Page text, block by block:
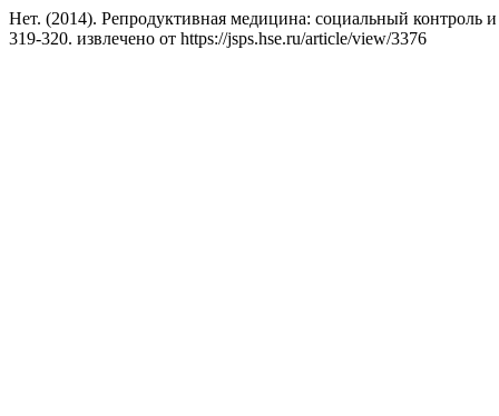
Нет. (2014). Репродуктивная медицина: социальный контроль и
319-320. извлечено от https://jsps.hse.ru/article/view/3376